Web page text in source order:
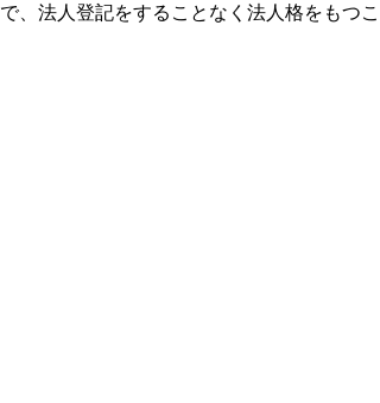
で、法人登記をすることなく法人格をもつこ